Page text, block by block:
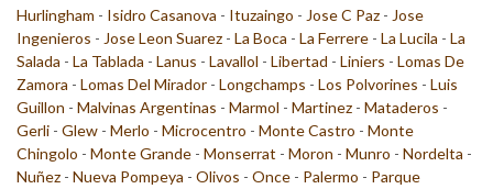
Hurlingham - Isidro Casanova - Ituzaingo - Jose C Paz - Jose
Ingenieros - Jose Leon Suarez - La Boca - La Ferrere - La Lucila - La
Salada - La Tablada - Lanus - Lavallol - Libertad - Liniers - Lomas De
Zamora - Lomas Del Mirador - Longchamps - Los Polvorines - Luis
Guillon - Malvinas Argentinas - Marmol - Martinez - Mataderos -
Gerli - Glew - Merlo - Microcentro - Monte Castro - Monte
Chingolo - Monte Grande - Monserrat - Moron - Munro - Nordelta -
Nuñez - Nueva Pompeya - Olivos - Once - Palermo - Parque